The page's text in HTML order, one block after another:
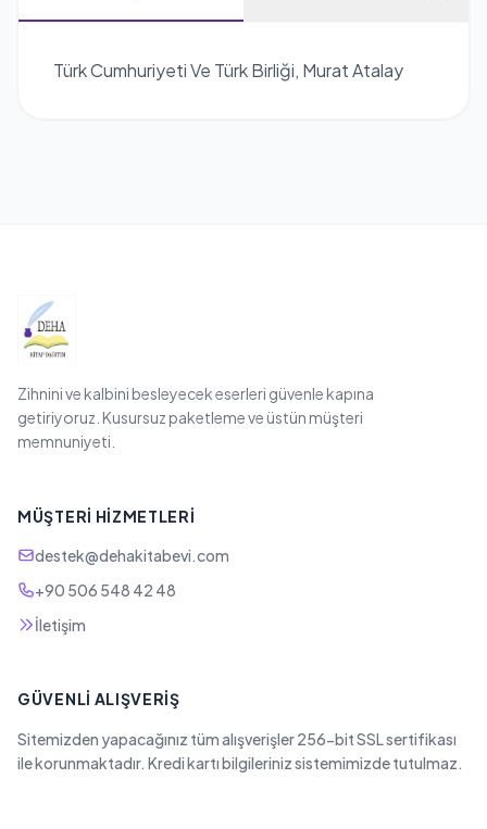
Türk Cumhuriyeti Ve Türk Birliği, Murat Atalay
Zihnini ve kalbini besleyecek eserleri güvenle kapına
getiriyoruz. Kusursuz paketleme ve üstün müşteri
memnuniyeti.
MÜŞTERI HIZMETLERI
destek@dehakitabevi.com
+90 506 548 42 48
İletişim
GÜVENLI ALIŞVERIŞ
Sitemizden yapacağınız tüm alışverişler 256-bit SSL sertifikası
ile korunmaktadır. Kredi kartı bilgileriniz sistemimizde tutulmaz.